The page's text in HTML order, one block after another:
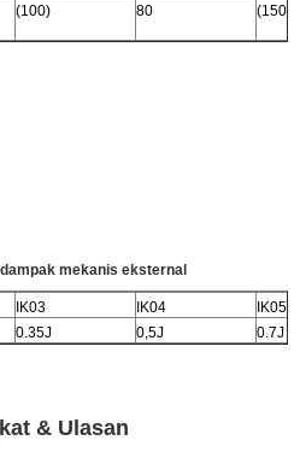
(100) 80 (150)
mekanis eksternal
IK03 IK04
IK05
0.35J 0,5J 0.7J
& Ulasan